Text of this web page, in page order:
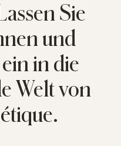
Sie
und
in die
Welt von